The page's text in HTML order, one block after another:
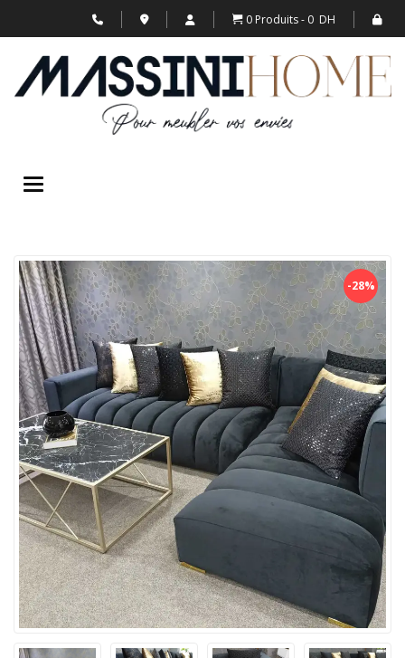
0 Produits 0 DH
Toggle navigation
-28%